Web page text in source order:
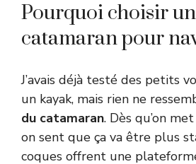
Pourquoi choisir un
catamaran pour
J’avais déjà testé des petits
un kayak, mais rien ne
du catamaran. Dès qu’on
on sent que ça va être plus
coques offrent une